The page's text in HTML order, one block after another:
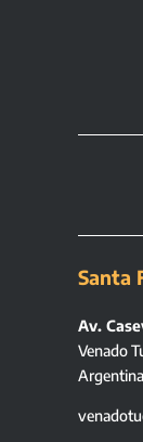
Santa
Av.
Venado
Argentina